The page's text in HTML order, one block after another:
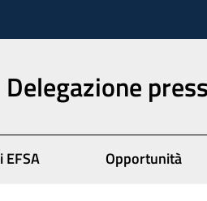
Delegazione
EFSA Opportunità